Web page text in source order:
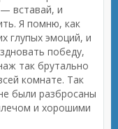
вставай, и
Я помню, как
глупых эмоций, и
победу,
так брутально
комнате. Так
были разбросаны
и хорошими